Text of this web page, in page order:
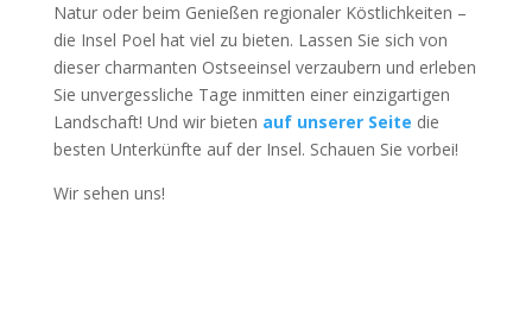
Natur oder beim Genießen regionaler Köstlichkeiten –
die Insel Poel hat viel zu bieten. Lassen Sie sich von
dieser charmanten Ostseeinsel verzaubern und erleben
Sie unvergessliche Tage inmitten einer einzigartigen
Landschaft! Und wir bieten auf unserer Seite die
besten Unterkünfte auf der Insel. Schauen Sie vorbei!
Wir sehen uns!